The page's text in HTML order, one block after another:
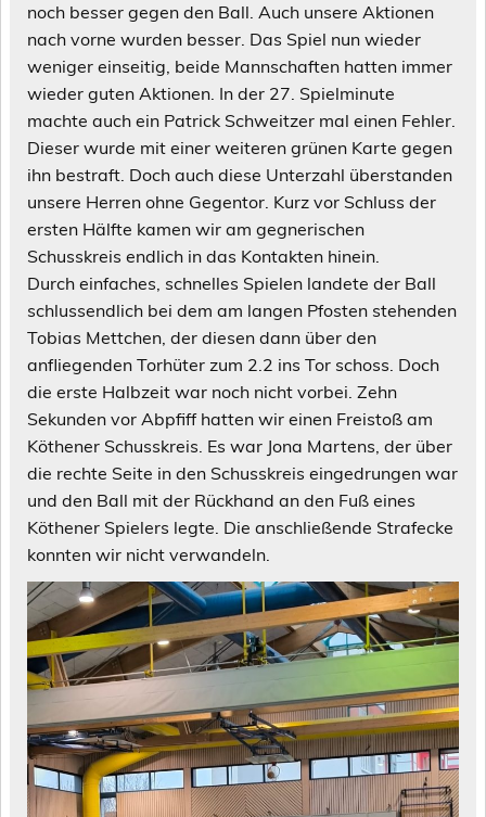
noch besser gegen den Ball. Auch unsere Aktionen
nach vorne wurden besser. Das Spiel nun wieder
weniger einseitig, beide Mannschaften hatten immer
wieder guten Aktionen. In der 27. Spielminute
machte auch ein Patrick Schweitzer mal einen Fehler.
Dieser wurde mit einer weiteren grünen Karte gegen
ihn bestraft. Doch auch diese Unterzahl überstanden
unsere Herren ohne Gegentor. Kurz vor Schluss der
ersten Hälfte kamen wir am gegnerischen
Schusskreis endlich in das Kontakten hinein.
Durch einfaches, schnelles Spielen landete der Ball
schlussendlich bei dem am langen Pfosten stehenden
Tobias Mettchen, der diesen dann über den
anfliegenden Torhüter zum 2.2 ins Tor schoss. Doch
die erste Halbzeit war noch nicht vorbei. Zehn
Sekunden vor Abpfiff hatten wir einen Freistoß am
Köthener Schusskreis. Es war Jona Martens, der über
die rechte Seite in den Schusskreis eingedrungen war
und den Ball mit der Rückhand an den Fuß eines
Köthener Spielers legte. Die anschließende Strafecke
konnten wir nicht verwandeln.